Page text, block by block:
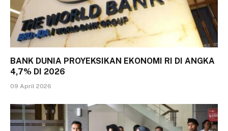
BANK DUNIA PROYEKSIKAN EKONOMI RI DI ANGKA
4,7% DI 2026
09 April 2026